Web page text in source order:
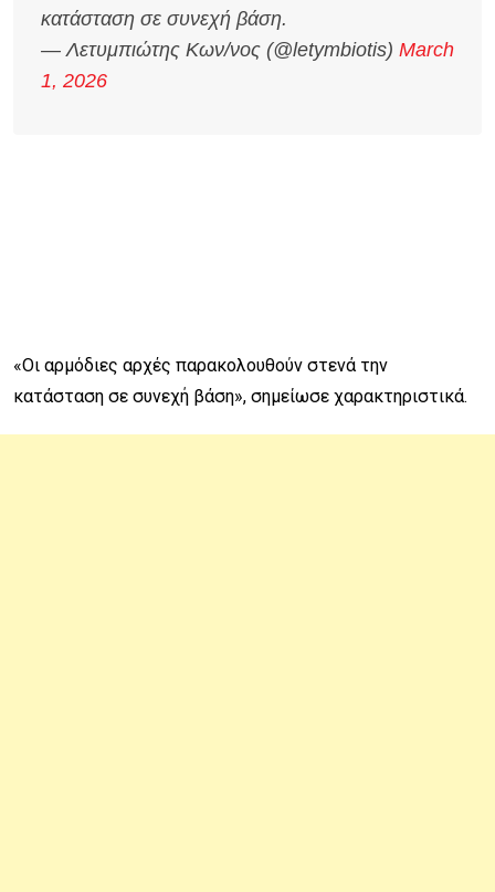
κατάσταση σε συνεχή βάση.
— Λετυμπιώτης Κων/νος (@letymbiotis) March
1, 2026
«Οι αρμόδιες αρχές παρακολουθούν στενά την
κατάσταση σε συνεχή βάση», σημείωσε χαρακτηριστικά.